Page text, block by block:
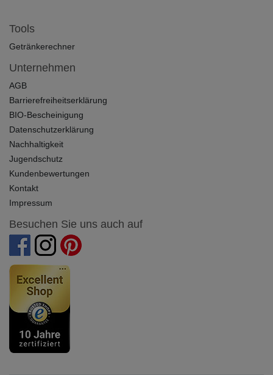
Tools
Getränkerechner
Unternehmen
AGB
Barrierefreiheitserklärung
BIO-Bescheinigung
Datenschutzerklärung
Nachhaltigkeit
Jugendschutz
Kundenbewertungen
Kontakt
Impressum
Besuchen Sie uns auch auf